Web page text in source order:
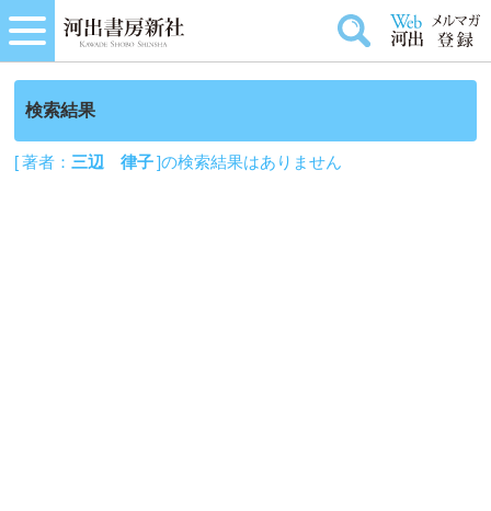
検索結果
[ 著者： 三辺 律子]の検索結果はありません